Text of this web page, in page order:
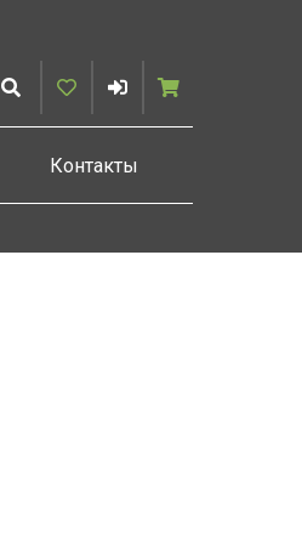
ИскатьИзбранное
ВойтиКорзина
Контакты